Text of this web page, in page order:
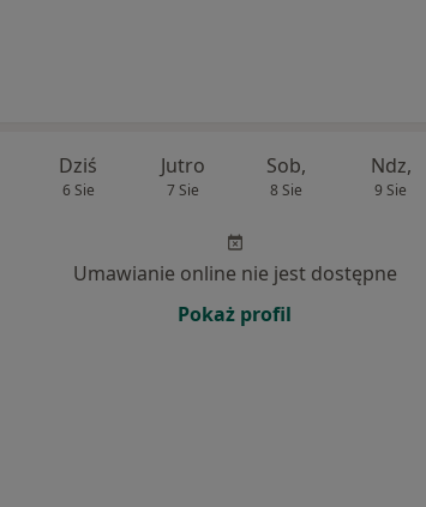
Dziś
6 Sie
Jutro
7 Sie
Sob,
8 Sie
Ndz,
9 Sie
Umawianie online nie jest dostępne
Pokaż profil